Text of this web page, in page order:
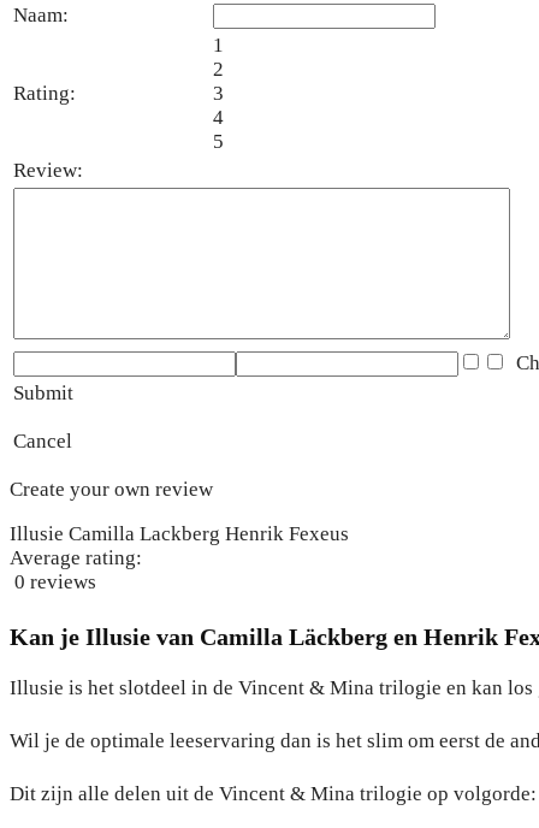
Naam:
Rating:
1
2
3
4
5
Review:
Submit
Cancel
Create your own review
Illusie Camilla Lackberg Henrik Fexeus
Average rating:
0 reviews
Kan je Illusie van Camilla Läckberg en Henrik
Illusie is het slotdeel in de Vincent & Mina trilogie en kan los
Wil je de optimale leeservaring dan is het slim om eerst de
Dit zijn alle delen uit de Vincent & Mina trilogie op volgorde: